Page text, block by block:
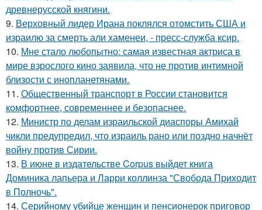
древнерусской княгини.
9. Верховный лидер Ирана поклялся отомстить США и
израилю за смерть али хаменеи, - пресс-служба ксир.
10. Мне стало любопытно: самая известная актриса в
мире взрослого кино заявила, что не против интимной
близости с инопланетянами.
11. Общественный транспорт в России становится
комфортнее, современнее и безопаснее.
12. Министр по делам израильской диаспоры Амихай
чикли предупредил, что израиль рано или поздно начнёт
войну против Сирии.
13. В июне в издательстве Corpus выйдет книга
Доминика лапьера и Ларри коллинза "Свобода Приходит
в Полночь".
14. Серийному убийце женщин и пенсионерок приговор